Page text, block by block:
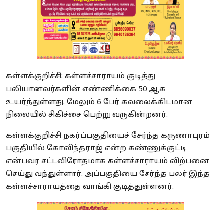
கள்ளக்குறிச்சி: கள்ளச்சாராயம் குடித்து
பலியானவர்களின் எண்ணிக்கை 50 ஆக
உயர்ந்துள்ளது. மேலும் 6 பேர் கவலைக்கிடமான
நிலையில் சிகிச்சை பெற்று வருகின்றனர்.
கள்ளக்குறிச்சி நகர்ப்பகுதியைச் சேர்ந்த கருணாபுரம்
பகுதியில் கோவிந்தராஜ் என்ற கண்ணுக்குட்டி
என்பவர் சட்டவிரோதமாக கள்ளச்சாராயம் விற்பனை
செய்து வந்துள்ளார். அப்பகுதியை சேர்ந்த பலர் இந்த
கள்ளச்சாராயத்தை வாங்கி குடித்துள்ளனர்.